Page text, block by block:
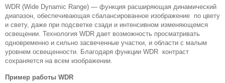
WDR (Wide Dynamic Range) — функция расширяющая динамический
диапазон, обеспечивающая сбалансированное изображение по цвету
и свету, даже при подсветке сзади и интенсивном изменяющемся
освещении. Технология WDR дает возможность просматривать
одновременно и сильно засвеченные участки, и области с малым
уровнем освещенности. Благодаря функции WDR контраст
сохраняется на всем изображении.
Пример работы WDR